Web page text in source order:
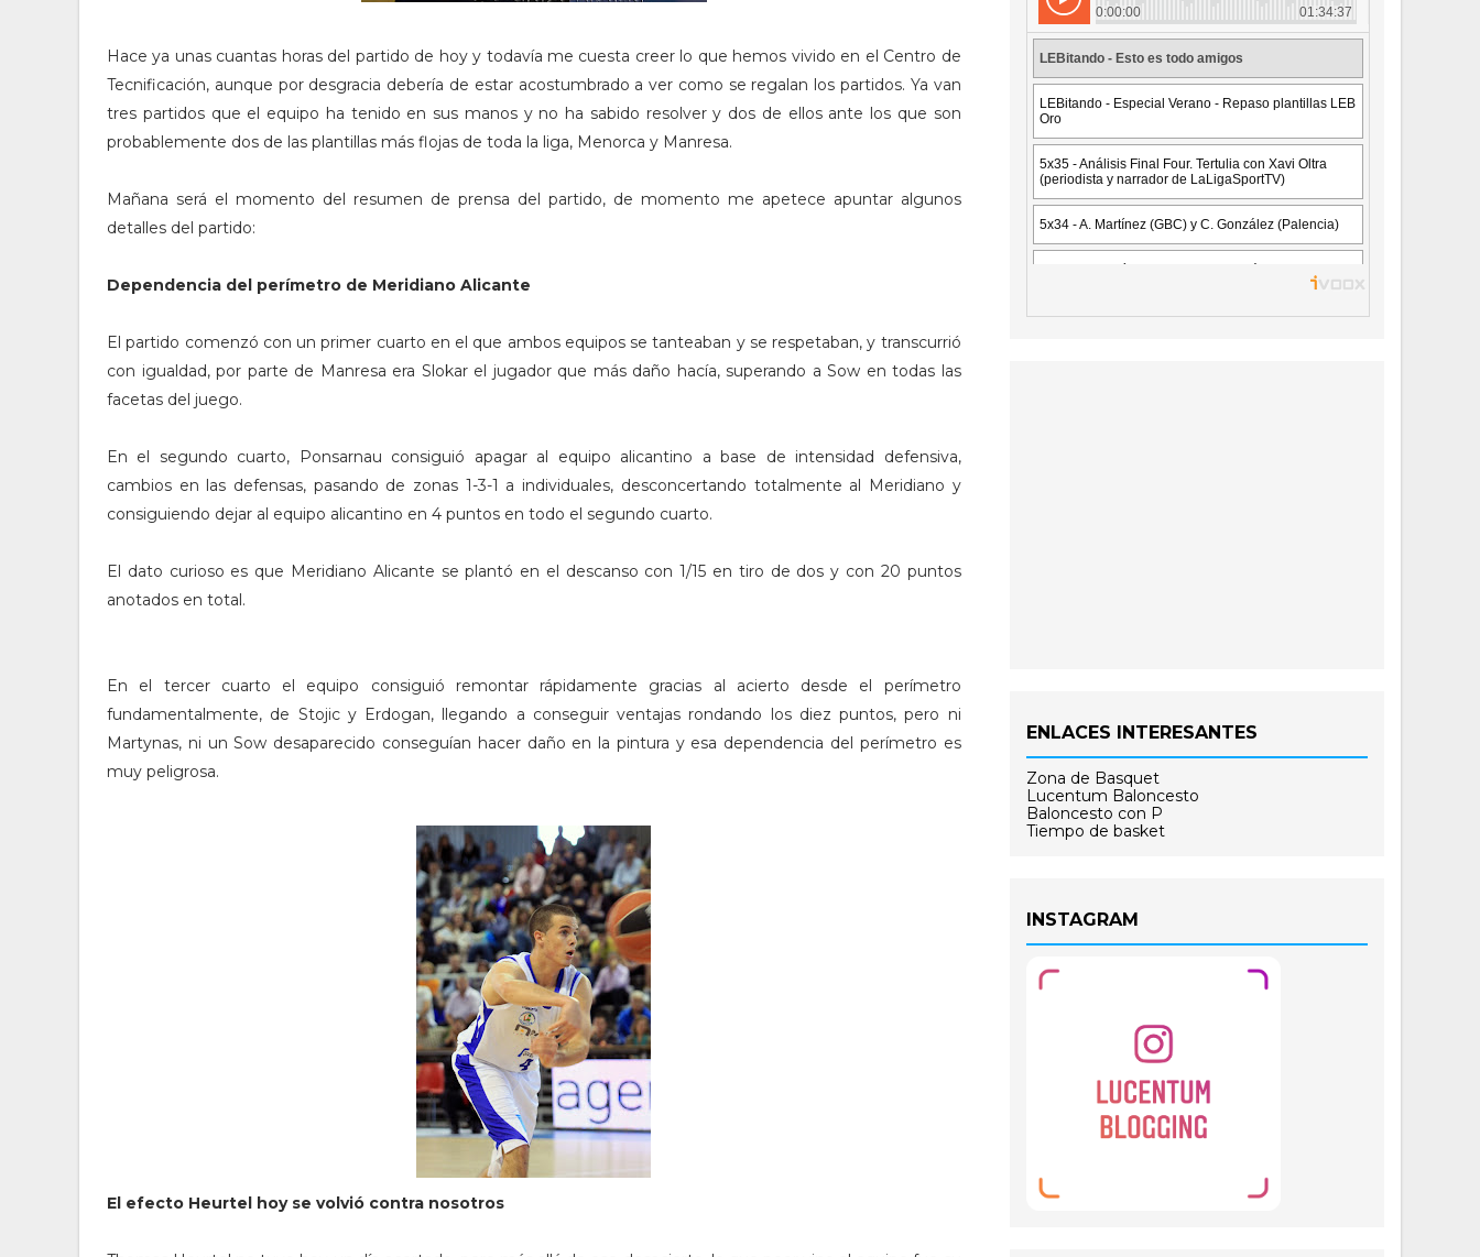
Hace ya unas cuantas horas del partido de hoy y todavía me cuesta creer lo que hemos vivido en el Centro de
Tecnificación, aunque por desgracia debería de estar acostumbrado a ver como se regalan los partidos. Ya van
tres partidos que el equipo ha tenido en sus manos y no ha sabido resolver y dos de ellos ante los que son
probablemente dos de las plantillas más flojas de toda la liga, Menorca y Manresa.
Mañana será el momento del resumen de prensa del partido, de momento me apetece apuntar algunos
detalles del partido:
Dependencia del perímetro de Meridiano Alicante
El partido comenzó con un primer cuarto en el que ambos equipos se tanteaban y se respetaban, y transcurrió
con igualdad, por parte de Manresa era Slokar el jugador que más daño hacía, superando a Sow en todas las
facetas del juego.
En el segundo cuarto, Ponsarnau consiguió apagar al equipo alicantino a base de intensidad defensiva,
cambios en las defensas, pasando de zonas 1-3-1 a individuales, desconcertando totalmente al Meridiano y
consiguiendo dejar al equipo alicantino en 4 puntos en todo el segundo cuarto.
El dato curioso es que Meridiano Alicante se plantó en el descanso con 1/15 en tiro de dos y con 20 puntos
anotados en total.
En el tercer cuarto el equipo consiguió remontar rápidamente gracias al acierto desde el perímetro
fundamentalmente, de Stojic y Erdogan, llegando a conseguir ventajas rondando los diez puntos, pero ni
Martynas, ni un Sow desaparecido conseguían hacer daño en la pintura y esa dependencia del perímetro es
muy peligrosa.
El efecto Heurtel hoy se volvió contra nosotros
ENLACES INTERESANTES
Zona de Basquet
Lucentum Baloncesto
Baloncesto con P
Tiempo de basket
INSTAGRAM